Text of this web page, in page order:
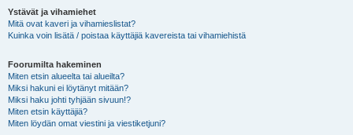
Ystävät ja vihamiehet
Mitä ovat kaveri ja vihamieslistat?
Kuinka voin lisätä / poistaa käyttäjiä kavereista tai vihamiehistä
Foorumilta hakeminen
Miten etsin alueelta tai alueilta?
Miksi hakuni ei löytänyt mitään?
Miksi haku johti tyhjään sivuun!?
Miten etsin käyttäjiä?
Miten löydän omat viestini ja viestiketjuni?